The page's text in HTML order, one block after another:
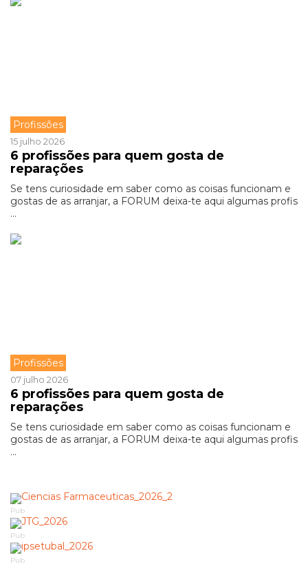
Profissões
15 julho 2026
6 profissões para quem gosta de
reparações
Se tens curiosidade em saber como as coisas funcionam e
gostas de as arranjar, a FORUM deixa-te aqui algumas profis
...
Profissões
07 julho 2026
6 profissões para quem gosta de
reparações
Se tens curiosidade em saber como as coisas funcionam e
gostas de as arranjar, a FORUM deixa-te aqui algumas profis
...
Pub
Pub
Pub